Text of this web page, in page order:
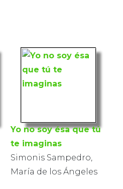
Yo no soy ésa que tú
te imaginas
Simonis Sampedro,
María de los Ángeles